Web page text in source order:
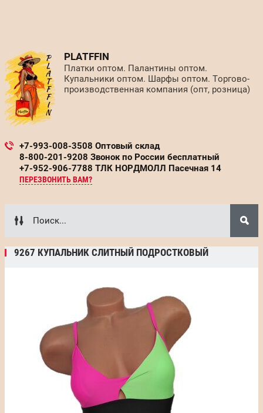
PLATFFIN
Платки оптом. Палантины оптом.
Купальники оптом. Шарфы оптом. Торгово-
производственная компания (опт, розница)
+7-993-008-3508 Оптовый склад
8-800-201-9208 Звонок по России бесплатный
+7-952-906-7788 ТЛК НОРДМОЛЛ Пасечная 14
ПЕРЕЗВОНИТЬ ВАМ?
9267 КУПАЛЬНИК СЛИТНЫЙ ПОДРОСТКОВЫЙ